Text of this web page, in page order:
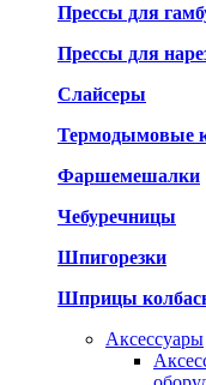
Прессы для
Прессы для
Слайсеры
Термодымовые
Фаршемешалки
Чебуречницы
Шпигорезки
Шприцы
Аксессуары